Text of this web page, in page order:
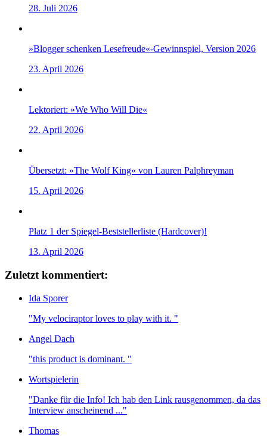
28. Juli 2026
»Blogger schenken Lesefreude«-Gewinnspiel, Version 2026
23. April 2026
Lektoriert: »We Who Will Die«
22. April 2026
Übersetzt: »The Wolf King« von Lauren Palphreyman
15. April 2026
Platz 1 der Spiegel-Beststellerliste (Hardcover)!
13. April 2026
Zuletzt kommentiert:
Ida Sporer
"My velociraptor loves to play with it. "
Angel Dach
"this product is dominant. "
Wortspielerin
"Danke für die Info! Ich hab den Link rausgenommen, da das
Interview anscheinend ..."
Thomas